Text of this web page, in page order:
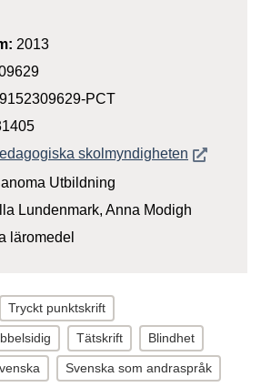
2013
9152309629-PCT
skolmyndigheten Öppnas i
Utbildning
Lundenmark, Anna Modigh
läromedel
Tryckt punktskrift
Tätskrift Blindhet
Svenska som andraspråk